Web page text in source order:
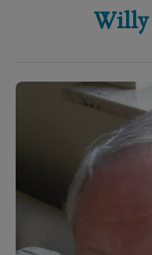
Willy